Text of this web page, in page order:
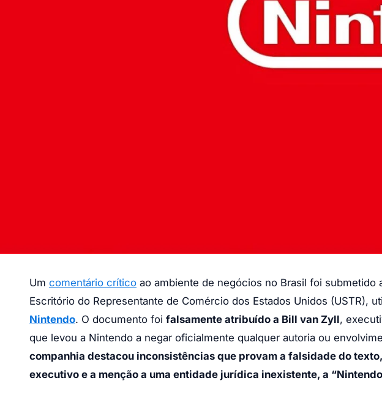
Um comentário crítico ao ambiente de negócios no Brasil foi submetido
Escritório do Representante de Comércio dos Estados Unidos (USTR),
Nintendo. O documento foi falsamente atribuído a Bill van Zyll,
que levou a Nintendo a negar oficialmente qualquer autoria ou
companhia destacou inconsistências que provam a falsidade do
executivo e a menção a uma entidade jurídica inexistente, a